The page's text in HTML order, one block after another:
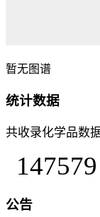
暂无图谱
统计数据
共收录化学品数
147579
公告